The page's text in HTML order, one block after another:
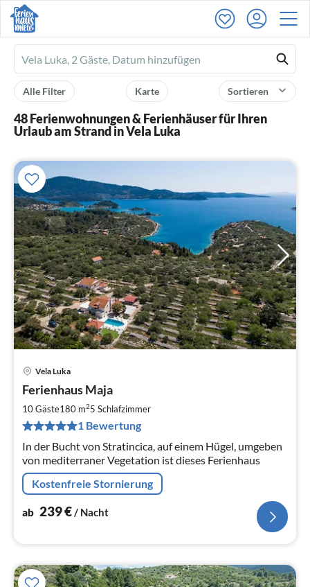
Ferienhausmiete
logo
Sortieren
Karte
Alle Filter
48 Ferienwohnungen & Ferienhäuser für Ihren
Urlaub am Strand in Vela Luka
Vela Luka
Ferienhaus Maja
10 Gäste180 m25 Schlafzimmer
1 Bewertung
In der Bucht von Stratincica, auf einem Hügel, umgeben
von mediterraner Vegetation ist dieses Ferienhaus
Kostenfreie Stornierung
ab 239€/ Nacht